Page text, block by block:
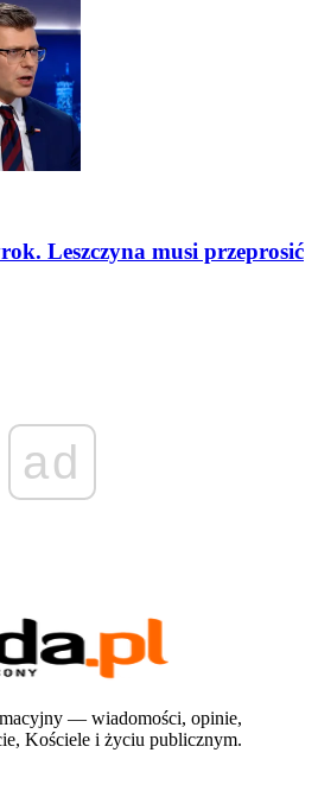
Leszczyna musi przeprosić
ad
— wiadomości, opinie,
Kościele i życiu publicznym.